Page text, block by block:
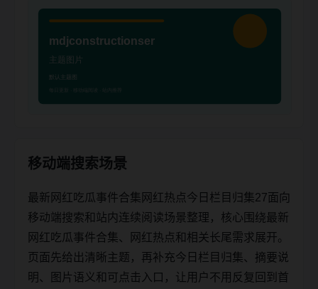
移动端搜索场景
最新网红吃瓜事件合集网红热点今日栏目归集27面向
移动端搜索和站内连续阅读场景整理，核心围绕最新
网红吃瓜事件合集、网红热点和相关长尾需求展开。
页面先给出清晰主题，再补充今日栏目归集、摘要说
明、图片语义和可点击入口，让用户不用反复回到首